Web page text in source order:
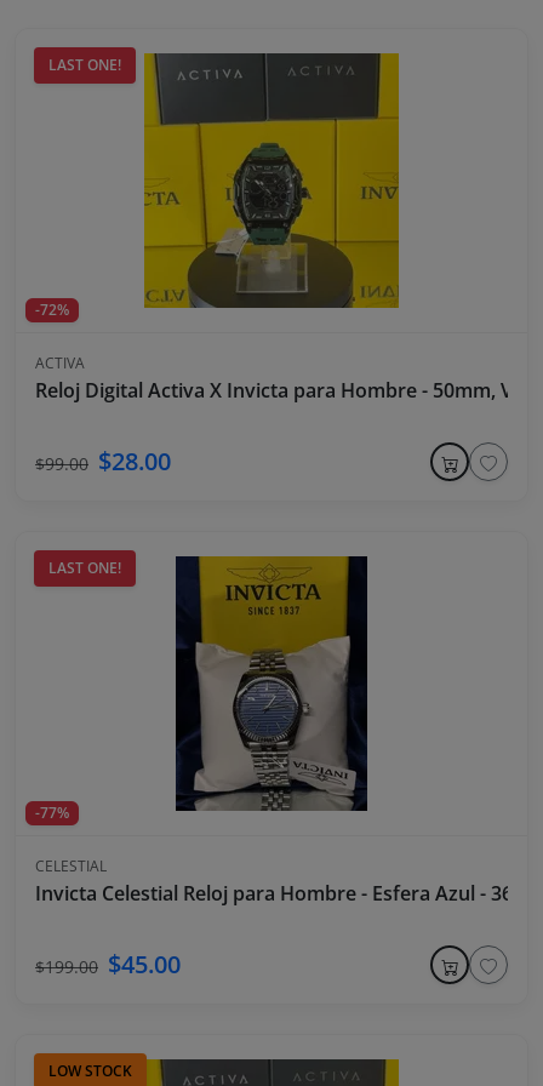
LAST ONE!
-72%
ACTIVA
Reloj Digital Activa X Invicta para Hombre - 50mm,
$99.00 $28.00
LAST ONE!
-77%
CELESTIAL
Invicta Celestial Reloj para Hombre - Esfera Azul -
$199.00 $45.00
LOW STOCK